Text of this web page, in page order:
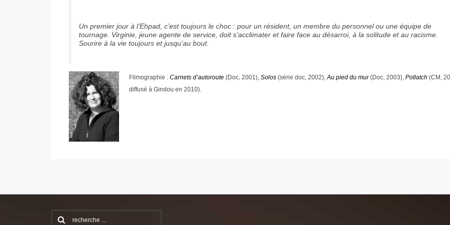
Un premier jour à l’Ehpad, c’est toujours le choc : pour un résident, un membre du personnel ou une équipe de
tournage. Virginie, jeune agente de service, doit s’acclimater et faire face au désarroi, à la solitude et au racisme.
Sourire à la vie toujours et jusqu’au bout.
Filmographie : Carnets d’autoroute (Doc, 2001), Solos (série doc, 2002),Au pied du mur(Doc, 2003), Potlatch (CM,
diffusé à Gindou en 2010).